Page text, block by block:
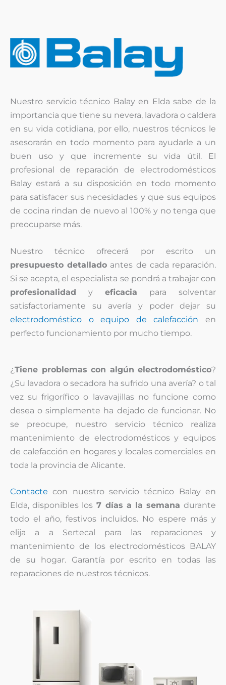
Nuestro servicio técnico Balay en Elda sabe de la
importancia que tiene su nevera, lavadora o caldera
en su vida cotidiana, por ello, nuestros técnicos le
asesorarán en todo momento para ayudarle a un
buen uso y que incremente su vida útil. El
profesional de reparación de electrodomésticos
Balay estará a su disposición en todo momento
para satisfacer sus necesidades y que sus equipos
de cocina rindan de nuevo al 100% y no tenga que
preocuparse más.
Nuestro técnico ofrecerá por escrito un
presupuesto detallado antes de cada reparación.
Si se acepta, el especialista se pondrá a trabajar con
profesionalidad y eficacia para solventar
satisfactoriamente su avería y poder dejar su
electrodoméstico o equipo de calefacción en
perfecto funcionamiento por mucho tiempo.
¿Tiene problemas con algún electrodoméstico?
¿Su lavadora o secadora ha sufrido una avería? o tal
vez su frigorífico o lavavajillas no funcione como
desea o simplemente ha dejado de funcionar. No
se preocupe, nuestro servicio técnico realiza
mantenimiento de electrodomésticos y equipos
de calefacción en hogares y locales comerciales en
toda la provincia de Alicante.
Contacte con nuestro servicio técnico Balay en
Elda, disponibles los 7 días a la semana durante
todo el año, festivos incluidos. No espere más y
elija a a Sertecal para las reparaciones y
mantenimiento de los electrodomésticos BALAY
de su hogar. Garantía por escrito en todas las
reparaciones de nuestros técnicos.